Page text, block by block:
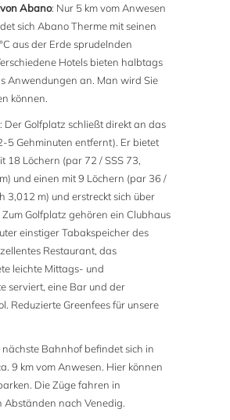
Abano: Nur 5 km vom Anwesen
sich Abano Therme mit seinen
aus der Erde sprudelnden
Hotels bieten halbtags
Anwendungen an. Man wird Sie
können.
: Der Golfplatz schließt direkt an das
5 Gehminuten entfernt). Er bietet
18 Löchern (par 72 / SSS 73,
und einen mit 9 Löchern (par 36 /
3,012 m) und erstreckt sich über
Golfplatz gehören ein Clubhaus
einstiger Tabakspeicher des
Restaurant, das
leichte Mittags- und
serviert, eine Bar und der
Reduzierte Greenfees für unsere
nächste Bahnhof befindet sich in
9 km vom Anwesen. Hier können
Die Züge fahren in
Abständen nach Venedig.